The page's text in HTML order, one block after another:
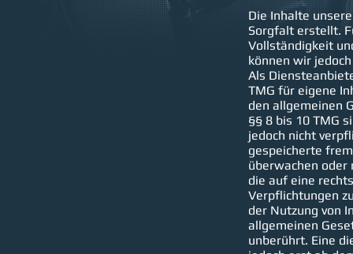
Die Inhalte
Sorgfalt erstellt.
Vollständigkeit
können wir
Als
TMG für eigene
den allgemeinen
§§ 8 bis 10 TMG
jedoch nicht
gespeicherte
überwachen oder
die auf eine
Verpflichtungen
der Nutzung von
allgemeinen
unberührt. Eine